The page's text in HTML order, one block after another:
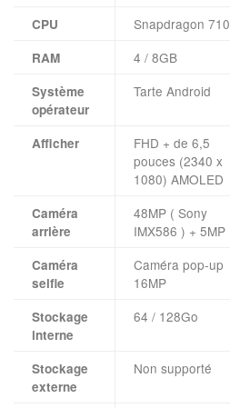
CPU
Snapdragon 710
RAM 4 / 8GB
Système
opérateur
Tarte Android
Afficher
FHD + de 6,5
pouces (2340 x
1080) AMOLED
Caméra
arrière
48MP ( Sony
IMX586 ) + 5MP
Caméra
selfie
Caméra pop-up
16MP
Stockage
interne
64 / 128Go
Stockage
externe
Non supporté